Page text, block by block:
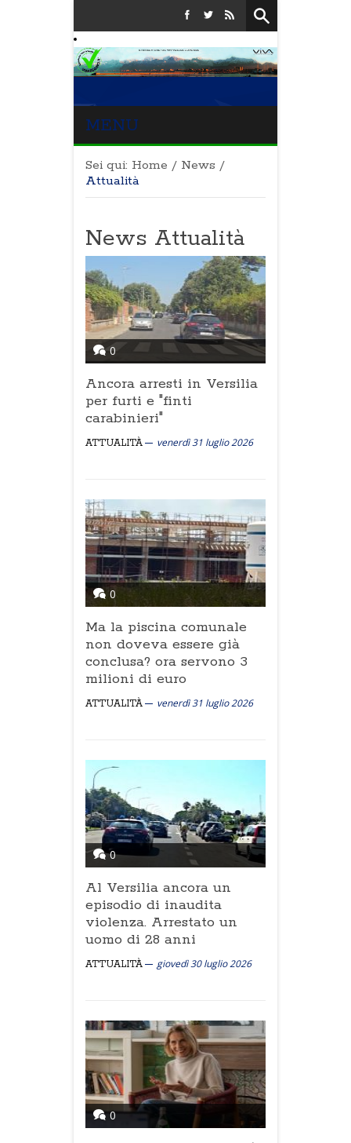
MENU
Sei qui: Home / News /
Attualità
News Attualità
0
Ancora arresti in Versilia
per furti e "finti
carabinieri"
ATTUALITÀ venerdì 31 luglio 2026
0
Ma la piscina comunale
non doveva essere già
conclusa? ora servono 3
milioni di euro
ATTUALITÀ venerdì 31 luglio 2026
0
Al Versilia ancora un
episodio di inaudita
violenza. Arrestato un
uomo di 28 anni
ATTUALITÀ giovedì 30 luglio 2026
0